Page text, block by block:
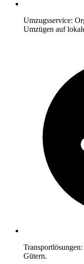
Umzugsservice:
Umzügen auf
Gütern.